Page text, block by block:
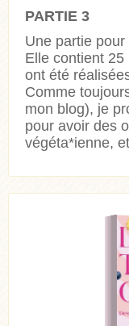
PARTIE 3
Une partie
Elle contient
ont été
Comme
mon blog), je
pour avoir des
végéta*ienne,